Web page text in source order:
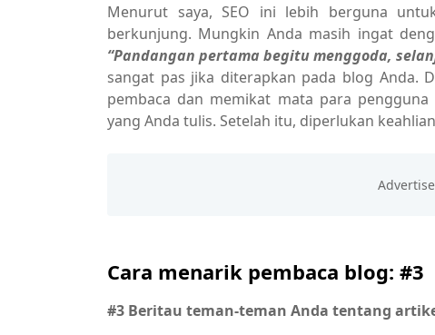
Menurut saya, SEO ini lebih berguna
berkunjung. Mungkin Anda masih ingat
“Pandangan pertama begitu menggoda,
sangat pas jika diterapkan pada blog Anda.
pembaca dan memikat mata para
yang Anda tulis. Setelah itu, diperlukan
Cara menarik pembaca blog: #3
#3 Beritau teman-teman Anda tentang